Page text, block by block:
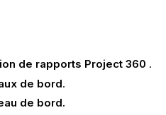
de rapports Project 360 .
de bord.
de bord.